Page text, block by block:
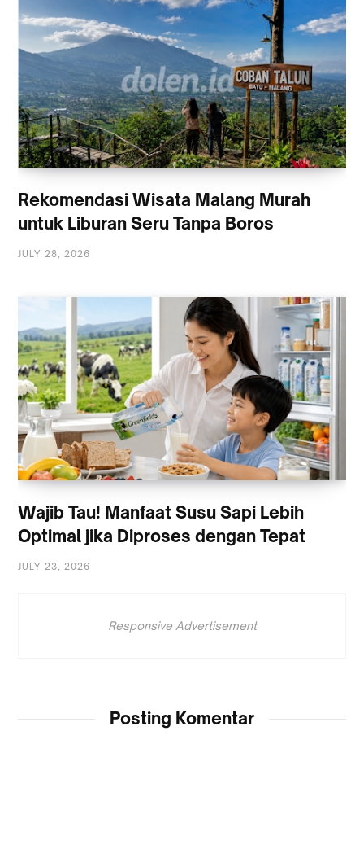
Rekomendasi Wisata Malang Murah
untuk Liburan Seru Tanpa Boros
JULY 28, 2026
Wajib Tau! Manfaat Susu Sapi Lebih
Optimal jika Diproses dengan Tepat
JULY 23, 2026
Responsive Advertisement
Posting Komentar